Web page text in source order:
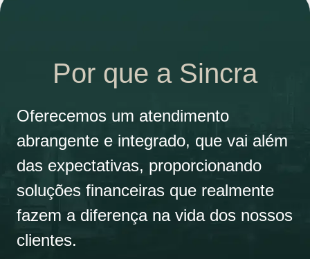
Por que a Sincra
Oferecemos um atendimento
abrangente e integrado, que vai além
das expectativas, proporcionando
soluções financeiras que realmente
fazem a diferença na vida dos nossos
clientes.